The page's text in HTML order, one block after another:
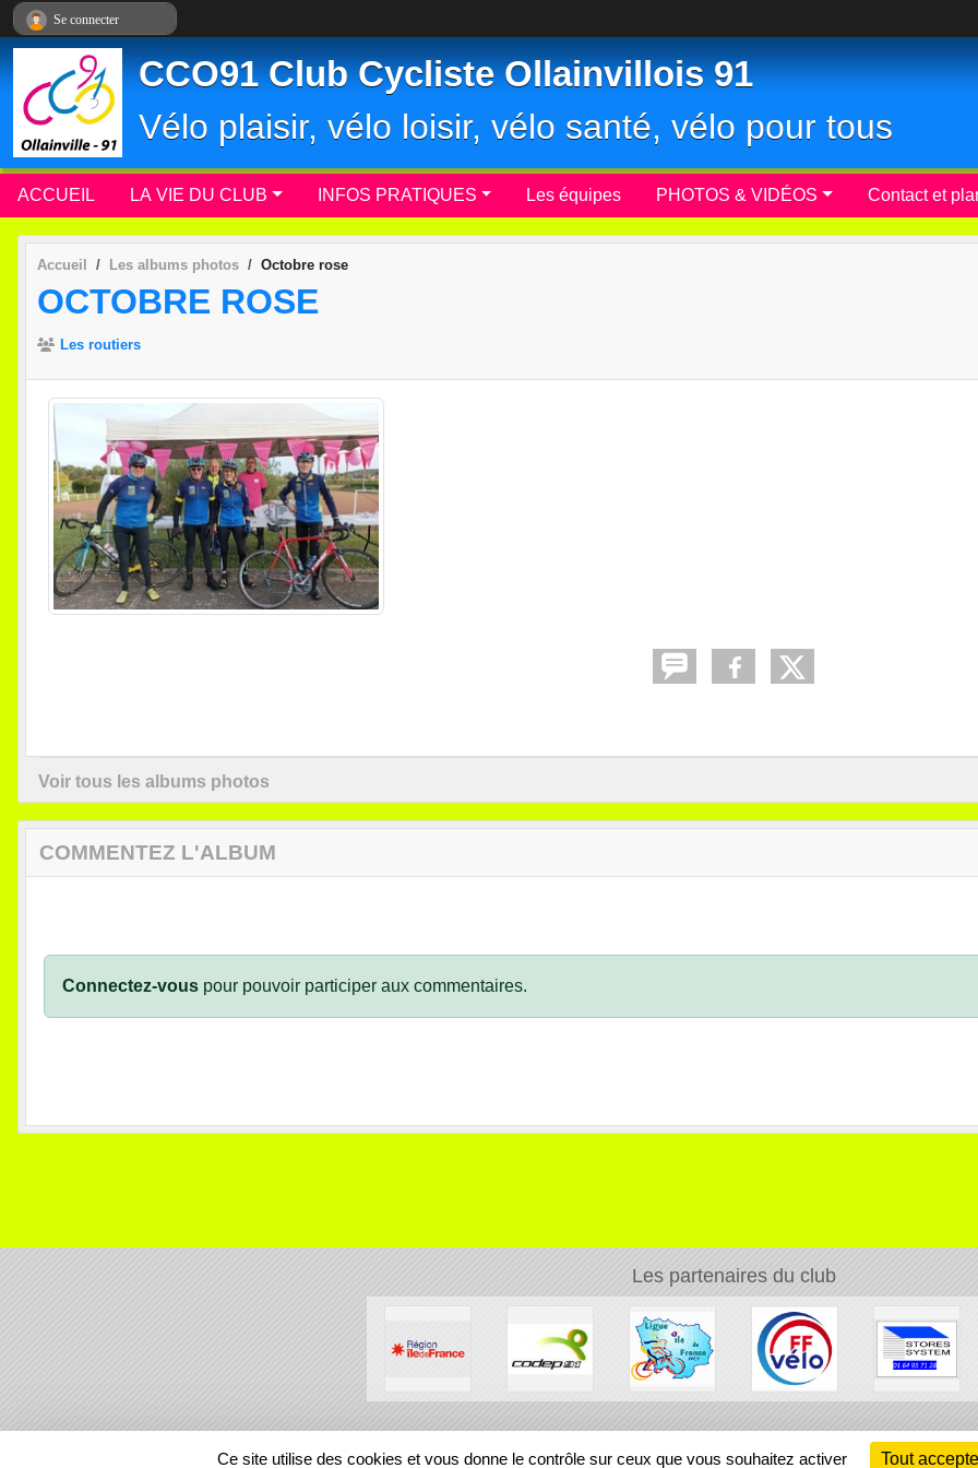
CCO91 Club Cycliste Ollainvillois 91
Vélo plaisir, vélo loisir, vélo santé, vélo pour tous
ACCUEIL LA VIE DU CLUB INFOS PRATIQUES Les équipes PHOTOS & VIDÉOS Contact et
Accueil Les albums photos Octobre rose
OCTOBRE ROSE
Les routiers
Voir tous les albums photos
COMMENTEZ L'ALBUM
Connectez-vous pour pouvoir participer aux commentaires.
Les partenaires du club
REGIONS
Se connecter
Panneau de gestion des cookies
Ce site utilise des cookies et vous donne le contrôle sur ceux que vous souhaitez activer Tout